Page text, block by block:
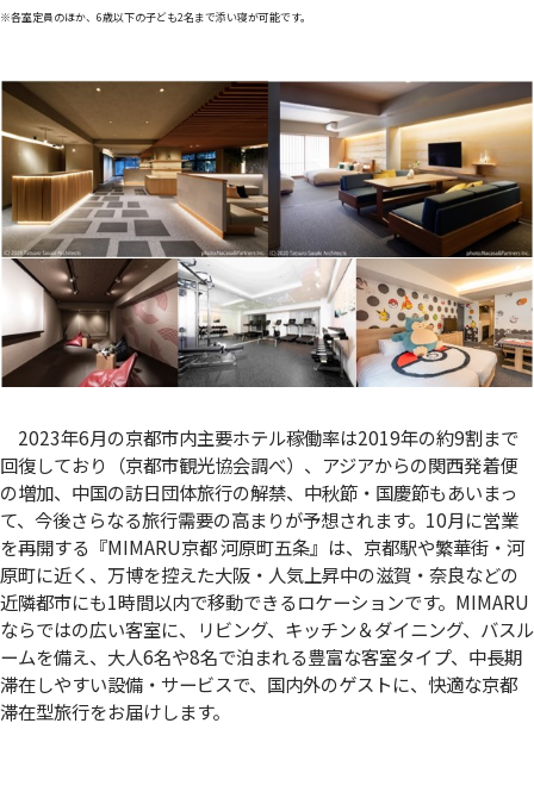
※各室定員のほか、6歳以下の子ども2名まで添い寝が可能です。
2023年6月の京都市内主要ホテル稼働率は2019年の約9割まで
回復しており（京都市観光協会調べ）、アジアからの関西発着便
の増加、中国の訪日団体旅行の解禁、中秋節・国慶節もあいまっ
て、今後さらなる旅行需要の高まりが予想されます。10月に営業
を再開する『MIMARU京都 河原町五条』は、京都駅や繁華街・河
原町に近く、万博を控えた大阪・人気上昇中の滋賀・奈良などの
近隣都市にも1時間以内で移動できるロケーションです。MIMARU
ならではの広い客室に、リビング、キッチン＆ダイニング、バスル
ームを備え、大人6名や8名で泊まれる豊富な客室タイプ、中長期
滞在しやすい設備・サービスで、国内外のゲストに、快適な京都
滞在型旅行をお届けします。